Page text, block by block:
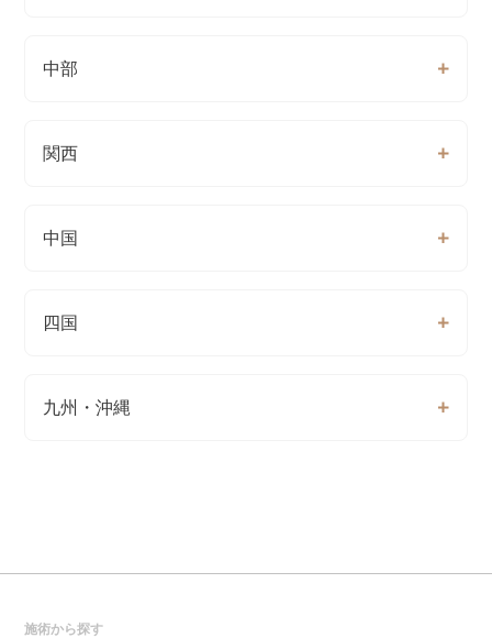
中部
関西
中国
四国
九州・沖縄
施術から探す